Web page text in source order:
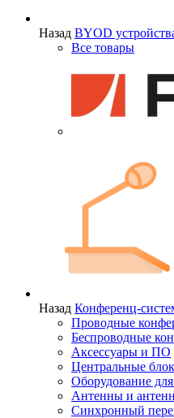
Назад BYOD
Все товары
Назад Конференц-
Проводные
Беспроводные
Аксессуары и ПО
Центральные
Оборудование
Антенны и
Синхронный